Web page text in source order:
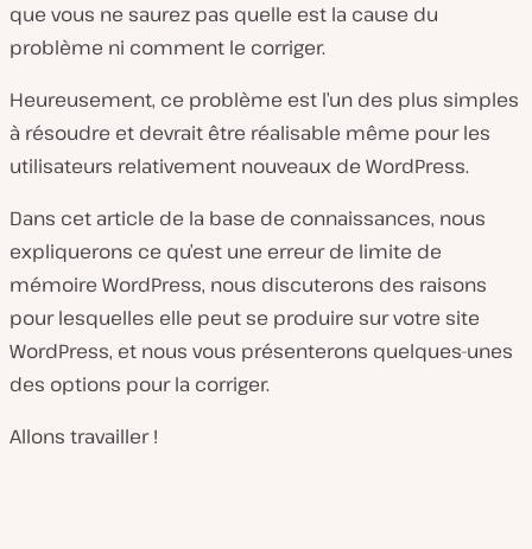
que vous ne saurez pas quelle est la cause du
problème ni comment le corriger.
Heureusement, ce problème est l’un des plus simples
à résoudre et devrait être réalisable même pour les
utilisateurs relativement nouveaux de WordPress.
Dans cet article de la base de connaissances, nous
expliquerons ce qu’est une erreur de limite de
mémoire WordPress, nous discuterons des raisons
pour lesquelles elle peut se produire sur votre site
WordPress, et nous vous présenterons quelques-unes
des options pour la corriger.
Allons travailler !